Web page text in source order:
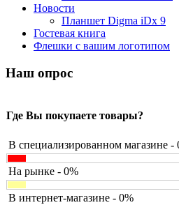
Barnes&noble
Brain(36)
Brava
Canyon
Cbr
Codegen
Cyborg
Defender
Dell(6)
Dex
Everest(17)
Firtech
Новости
Планшет Digma iDx 9
Гостевая книга
Флешки с вашим логотипом
Наш опрос
Где Вы покупаете товары?
В специализированном магазине -
На рынке - 0%
В интернет-магазине - 0%